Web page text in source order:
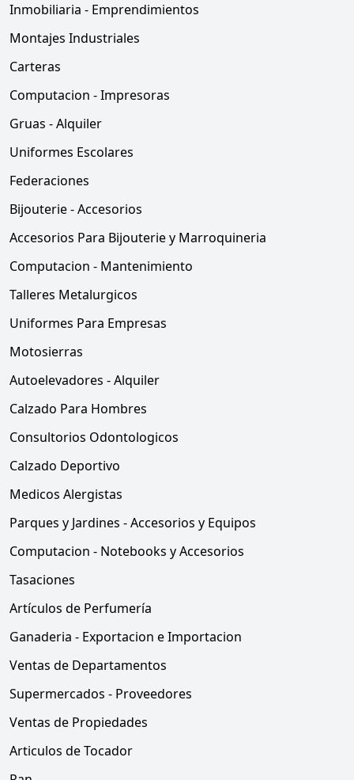
Inmobiliaria - Emprendimientos
Montajes Industriales
Carteras
Computacion - Impresoras
Gruas - Alquiler
Uniformes Escolares
Federaciones
Bijouterie - Accesorios
Accesorios Para Bijouterie y Marroquineria
Computacion - Mantenimiento
Talleres Metalurgicos
Uniformes Para Empresas
Motosierras
Autoelevadores - Alquiler
Calzado Para Hombres
Consultorios Odontologicos
Calzado Deportivo
Medicos Alergistas
Parques y Jardines - Accesorios y Equipos
Computacion - Notebooks y Accesorios
Tasaciones
Artículos de Perfumería
Ganaderia - Exportacion e Importacion
Ventas de Departamentos
Supermercados - Proveedores
Ventas de Propiedades
Articulos de Tocador